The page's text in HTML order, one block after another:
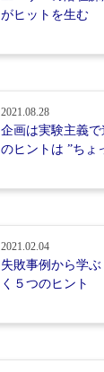
がヒットを生む
2021.08.28
企画は実験主義
のヒントは ”ちょ
2021.02.04
失敗事例から学
く５つのヒント